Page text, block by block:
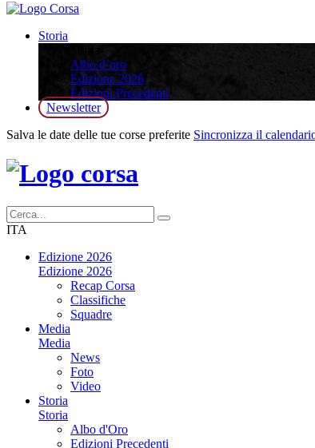
Storia
Albo d’oro
Edizione 2026
Edizioni Precedenti
Newsletter
Salva le date delle tue corse preferite Sincronizza il
ITA
Edizione 2026
Edizione 2026
Recap Corsa
Classifiche
Squadre
Media
Media
News
Foto
Video
Storia
Storia
Albo d'Oro
Edizioni Precedenti